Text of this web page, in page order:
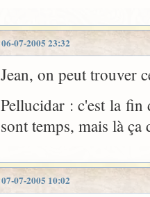
06-07-2005 23:32
Jean, on peut trouver
Pellucidar : c'est la fin
sont temps, mais là ça
07-07-2005 10:02